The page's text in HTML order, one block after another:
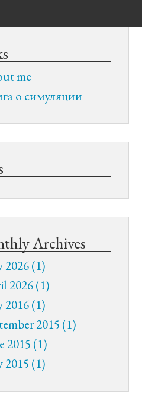
me
о симуляции
Archives
2026 (1)
2026 (1)
2016 (1)
2015 (1)
2015 (1)
2015 (1)